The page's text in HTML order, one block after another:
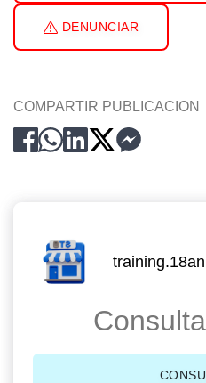
DENUNCIAR
COMPARTIR PUBLICACION